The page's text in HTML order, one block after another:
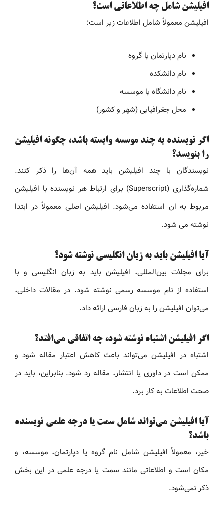
افیلیشن شامل چه اطلاعاتی است؟
افیلیشن معمولاً شامل اطلاعات زیر است:
نام دپارتمان یا گروه
نام دانشکده
نام دانشگاه یا موسسه
محل جغرافیایی (شهر و کشور)
اگر نویسنده به چند موسسه وابسته باشد، چگونه افیلیشن
را بنویسد؟
نویسندگان با چند افیلیشن باید همه آن‌ها را ذکر کنند.
شماره‌گذاری (Superscript) برای ارتباط هر نویسنده با افیلیشن
مربوط به ان استفاده می‌شود. افیلیشن اصلی معمولاً در ابتدا
نوشته می شود.
آیا افیلیشن باید به زبان انگلیسی نوشته شود؟
برای مجلات بین‌المللی، افیلیشن باید به زبان انگلیسی و با
استفاده از نام موسسه رسمی نوشته شود. در مقالات داخلی،
می‌توان افیلیشن را به زبان فارسی ارائه داد.
اگر افیلیشن اشتباه نوشته شود، چه اتفاقی می‌افتد؟
اشتباه در افیلیشن می‌تواند باعث کاهش اعتبار مقاله شود و
ممکن است در داوری یا انتشار، مقاله رد شود. بنابراین، باید در
صحت اطلاعات به کار برد.
آیا افیلیشن می‌تواند شامل سمت یا درجه علمی نویسنده
باشد؟
خیر، معمولاً افیلیشن شامل نام گروه یا دپارتمان، موسسه، و
مکان است و اطلاعاتی مانند سمت یا درجه علمی در این بخش
ذکر نمی‌شود.